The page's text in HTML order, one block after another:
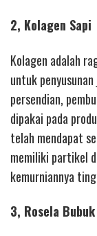
2, Kolagen Sapi
Kolagen adalah
untuk
persendian,
dipakai pada
telah mendapat
memiliki partikel
kemurniannya
3, Rosela Bubuk